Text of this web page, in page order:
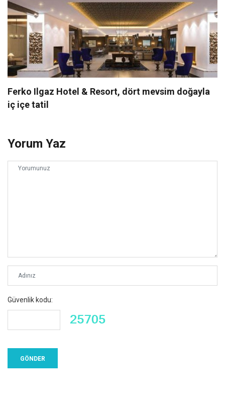
Ferko Ilgaz Hotel & Resort, dört mevsim doğayla
iç içe tatil
Yorum Yaz
Güvenlik kodu: